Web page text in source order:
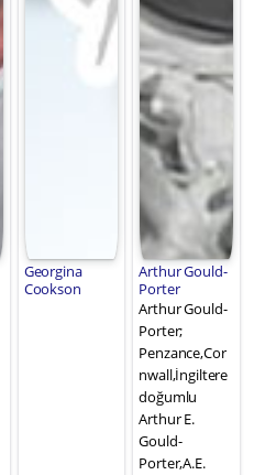
Georgina
Cookson
Arthur Gould-
Porter
Arthur Gould-
Porter;
Penzance,Cor
nwall,İngiltere
doğumlu
Arthur E.
Gould-
Porter,A.E.